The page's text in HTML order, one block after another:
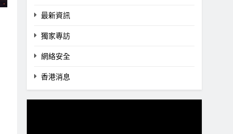
最新資訊
獨家專訪
網絡安全
香港消息